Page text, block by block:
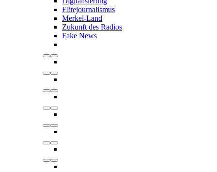
Elitejournalismus
Merkel-Land
Zukunft des Radios
Fake News